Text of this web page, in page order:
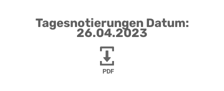
Tagesnotierungen Datum:
26.04.2023
PDF